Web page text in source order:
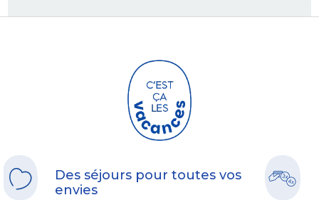
Des séjours pour toutes vos
envies